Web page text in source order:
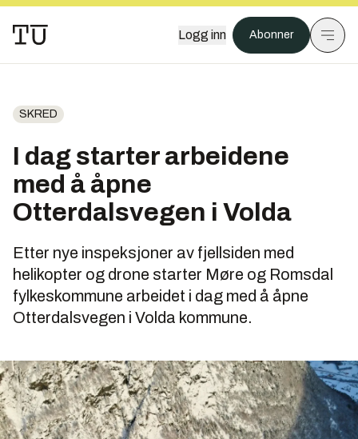
Logg inn Abonner
SKRED
I dag starter arbeidene
med å åpne
Otterdalsvegen i Volda
Etter nye inspeksjoner av fjellsiden med
helikopter og drone starter Møre og Romsdal
fylkeskommune arbeidet i dag med å åpne
Otterdalsvegen i Volda kommune.